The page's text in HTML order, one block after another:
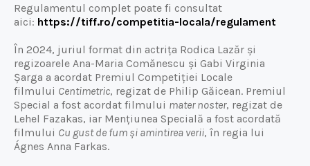
Regulamentul complet poate fi consultat
aici: https://tiff.ro/competitia-locala/regulament
În 2024, juriul format din actrița Rodica Lazăr și
regizoarele Ana-Maria Comănescu și Gabi Virginia
Șarga a acordat Premiul Competiției Locale
filmului Centimetric, regizat de Philip Găicean. Premiul
Special a fost acordat filmului mater noster, regizat de
Lehel Fazakas, iar Mențiunea Specială a fost acordată
filmului Cu gust de fum și amintirea verii, în regia lui
Ágnes Anna Farkas.